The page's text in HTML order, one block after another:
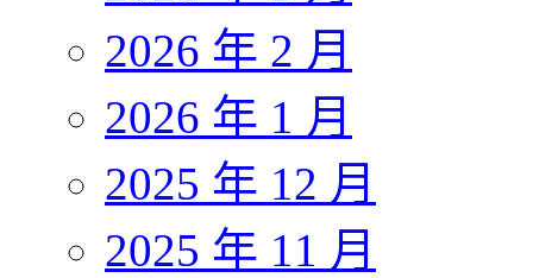
2026 年 2 月
2026 年 1 月
2025 年 12 月
2025 年 11 月